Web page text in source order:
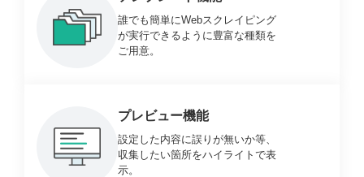
誰でも簡単にWebスクレイピング
が実行できるように豊富な種類を
ご用意。
プレビュー機能
設定した内容に誤りが無いか等、
収集したい箇所をハイライトで表
示。